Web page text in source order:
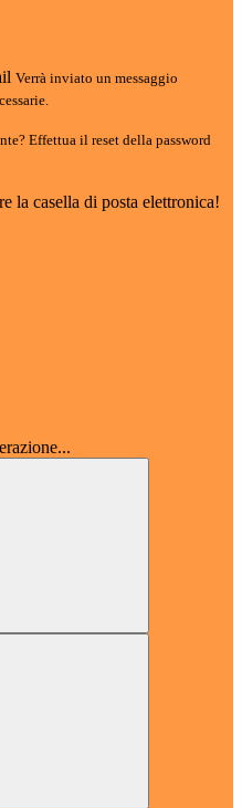
Verrà inviato un messaggio
Effettua il reset della password
la casella di posta elettronica!